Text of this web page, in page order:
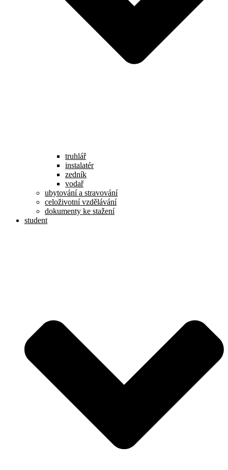
truhlář
instalatér
zedník
vodař
ubytování a stravování
celoživotní vzdělávání
dokumenty ke stažení
student